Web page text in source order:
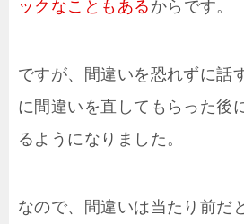
ックなこともある からです。
ですが、間違いを恐れずに話
に間違いを直してもらった後
るようになりました。
なので、間違いは当たり前だ